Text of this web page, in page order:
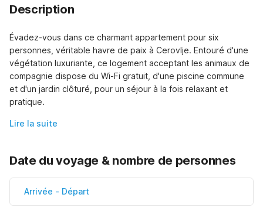
Description
Évadez-vous dans ce charmant appartement pour six
personnes, véritable havre de paix à Cerovlje. Entouré d'une
végétation luxuriante, ce logement acceptant les animaux de
compagnie dispose du Wi-Fi gratuit, d'une piscine commune
et d'un jardin clôturé, pour un séjour à la fois relaxant et
pratique.
Lire la suite
Date du voyage & nombre de personnes
Arrivée - Départ